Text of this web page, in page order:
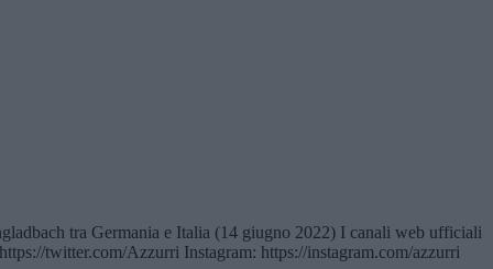
tra Germania e Italia (14 giugno 2022) I canali web ufficiali
twitter.com/Azzurri Instagram: https://instagram.com/azzurri